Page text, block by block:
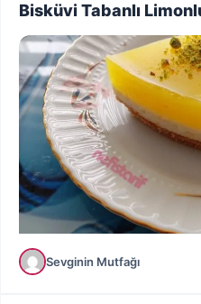
Bisküvi Tabanlı
Sevginin Mutfağı